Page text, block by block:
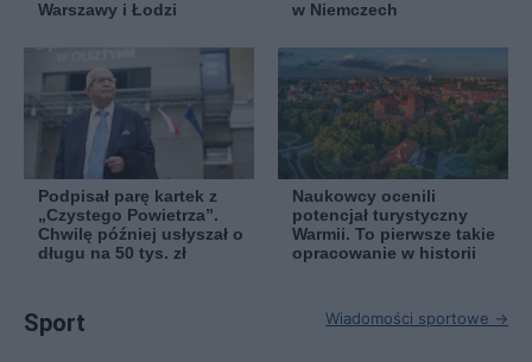
Warszawy i Łodzi
w Niemczech
Podpisał parę kartek z
„Czystego Powietrza”.
Chwilę później usłyszał o
długu na 50 tys. zł
Naukowcy ocenili
potencjał turystyczny
Warmii. To pierwsze takie
opracowanie w historii
Sport Wiadomości sportowe →